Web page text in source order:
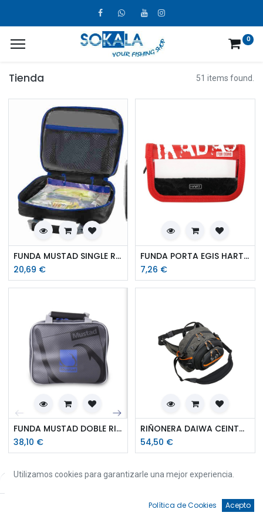
Por defecto
0
Tienda 51 items found.
FUNDA MUSTAD SINGLE RIGGER MB023 WALLET 50
20,69 €
FUNDA PORTA EGIS HART IKA BAG
7,26 €
FUNDA MUSTAD DOBLE RIGGER WALLET 500
38,10 €
RIÑONERA DAIWA CEINTURE
54,50 €
Utilizamos cookies para garantizarle una mejor experiencia.
Política de Cookies Acepto